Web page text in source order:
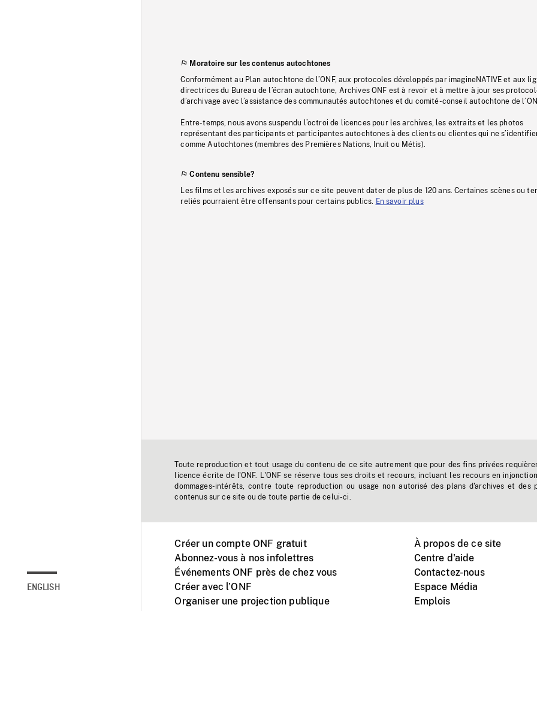
ENGLISH
Moratoire sur les contenus autochtones
Conformément au Plan autochtone de l’ONF, aux protocoles développés par imagineNATIVE et aux
directrices du Bureau de l’écran autochtone, Archives ONF est à revoir et à mettre à jour ses
d’archivage avec l’assistance des communautés autochtones et du comité-conseil autochtone de
Entre-temps, nous avons suspendu l’octroi de licences pour les archives, les extraits et les photos
représentant des participants et participantes autochtones à des clients ou clientes qui ne
comme Autochtones (membres des Premières Nations, Inuit ou Métis).
Contenu sensible?
Les films et les archives exposés sur ce site peuvent dater de plus de 120 ans. Certaines scènes ou
reliés pourraient être offensants pour certains publics.
En savoir plus
Toute reproduction et tout usage du contenu de ce site autrement que pour des fins privées
licence écrite de l'ONF. L'ONF se réserve tous ses droits et recours, incluant les recours en
dommages-intérêts, contre toute reproduction ou usage non autorisé des plans d'archives et des
contenus sur ce site ou de toute partie de celui-ci.
Créer un compte ONF gratuit
Abonnez-vous à nos infolettres
Événements ONF près de chez vous
Créer avec l’ONF
Organiser une projection publique
À propos de ce site
Centre d'aide
Contactez-nous
Espace Média
Emplois